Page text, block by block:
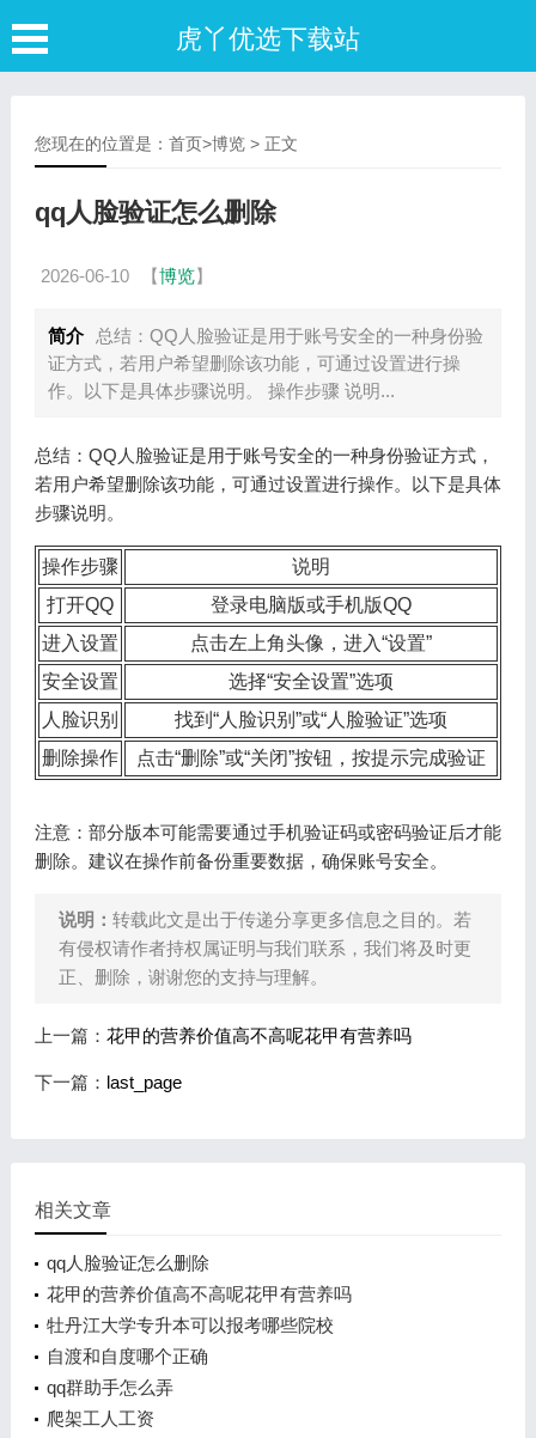
虎丫优选下载站
您现在的位置是： 首页>博览> 正文
qq人脸验证怎么删除
2026-06-10 【博览】
简介
总结：QQ人脸验证是用于账号安全的一种身份验
证方式，若用户希望删除该功能，可通过设置进行操
作。以下是具体步骤说明。 操作步骤 说明...
总结：QQ人脸验证是用于账号安全的一种身份验证方式，
若用户希望删除该功能，可通过设置进行操作。以下是具体
步骤说明。
操作步骤
说明
打开QQ
登录电脑版或手机版QQ
进入设置
点击左上角头像，进入“设置”
安全设置
选择“安全设置”选项
人脸识别
找到“人脸识别”或“人脸验证”选项
删除操作
点击“删除”或“关闭”按钮，按提示完成验证
注意：部分版本可能需要通过手机验证码或密码验证后才能
删除。建议在操作前备份重要数据，确保账号安全。
说明： 转载此文是出于传递分享更多信息之目的。若
有侵权请作者持权属证明与我们联系，我们将及时更
正、删除，谢谢您的支持与理解。
上一篇： 花甲的营养价值高不高呢花甲有营养吗
下一篇： last_page
相关文章
qq人脸验证怎么删除
花甲的营养价值高不高呢花甲有营养吗
牡丹江大学专升本可以报考哪些院校
自渡和自度哪个正确
qq群助手怎么弄
爬架工人工资